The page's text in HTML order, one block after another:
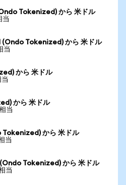
Tokenized) から 米ドル
当
Tokenized) から 米ドル
当
から 米ドル
から 米ドル
当
から 米ドル
当
Tokenized) から 米ドル
当